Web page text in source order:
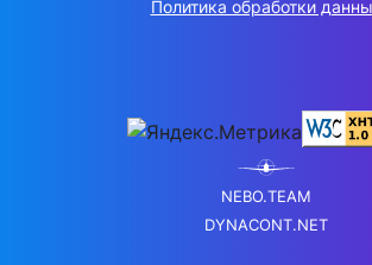
Политика обработки
NEBO.TEAM
DYNACONT.NET